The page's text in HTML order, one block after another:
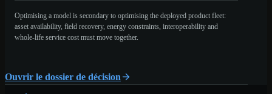
Optimising a model is secondary to optimising the deployed product fleet:
asset availability, field recovery, energy constraints, interoperability and
whole-life service cost must move together.
Ouvrir le dossier de décision